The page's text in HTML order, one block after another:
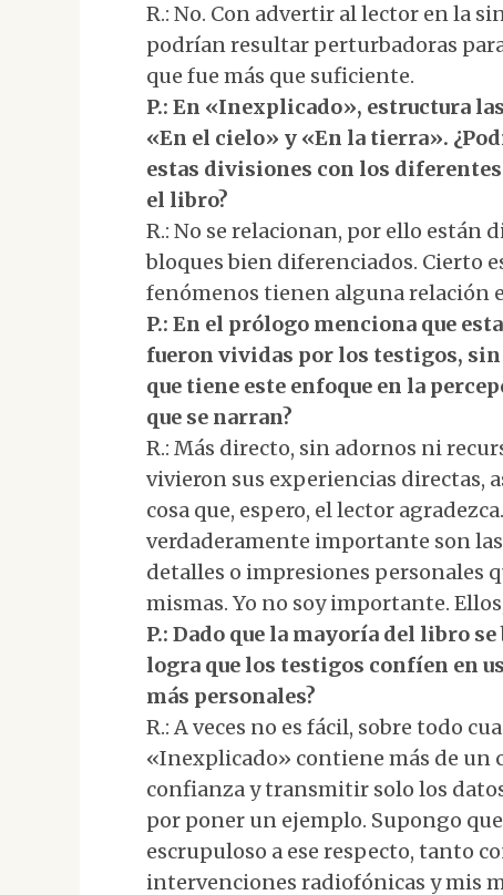
R.: No. Con advertir al lector en la
podrían resultar perturbadoras
que fue más que suficiente.
P.: En «Inexplicado», estructura
«En el cielo» y «En la tierra».
estas divisiones con los
el libro?
R.: No se relacionan, por ello están
bloques bien diferenciados. Cierto
fenómenos tienen alguna relación
P.: En el prólogo menciona que
fueron vividas por los testigos,
que tiene este enfoque en la
que se narran?
R.: Más directo, sin adornos ni
vivieron sus experiencias directas,
cosa que, espero, el lector
verdaderamente importante son
detalles o impresiones personales
mismas. Yo no soy importante.
P.: Dado que la mayoría del libro
logra que los testigos confíen en
más personales?
R.: A veces no es fácil, sobre todo
«Inexplicado» contiene más de un
confianza y transmitir solo los
por poner un ejemplo. Supongo
escrupuloso a ese respecto, tanto
intervenciones radiofónicas y mis